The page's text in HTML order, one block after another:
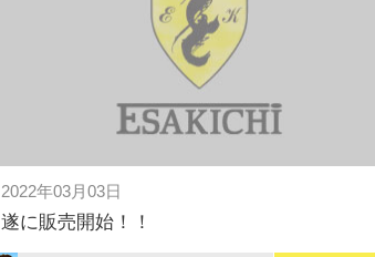
2022年03月03日
遂に販売開始！！